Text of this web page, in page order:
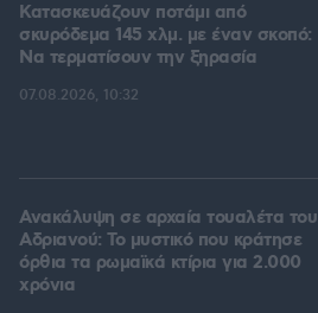
Κατασκευάζουν ποτάμι από
σκυρόδεμα 145 χλμ. με έναν σκοπό:
Να τερματίσουν την ξηρασία
07.08.2026, 10:32
Ανακάλυψη σε αρχαία τουαλέτα του
Αδριανού: Το μυστικό που κράτησε
όρθια τα ρωμαϊκά κτίρια για 2.000
χρόνια